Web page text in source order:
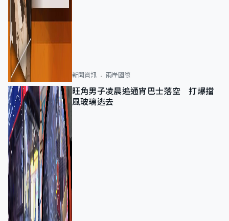
新聞資訊 兩岸國際
旺角男子凌晨追通宵巴士落空 打爆擋
風玻璃逃去